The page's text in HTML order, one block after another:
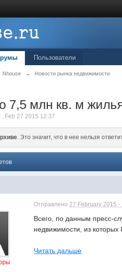
Пользователи
Nhouse → Новости рынка недвижимости
7,5 млн кв. м
, Feb 27 2015 12:37
. Это значит, что в нее нельзя
Отправлено27 February 2015 -
Всего, по данным пресс-
недвижимости, из
Читать дальше